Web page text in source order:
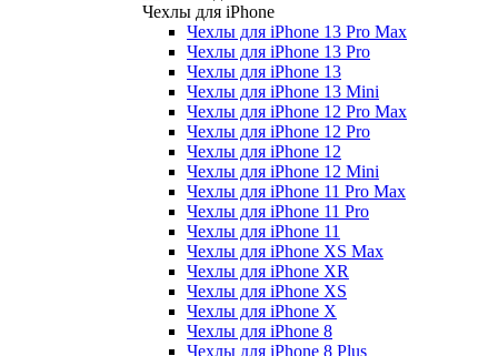
Чехлы для iPhone
Чехлы для iPhone 13 Pro Max
Чехлы для iPhone 13 Pro
Чехлы для iPhone 13
Чехлы для iPhone 13 Mini
Чехлы для iPhone 12 Pro Max
Чехлы для iPhone 12 Pro
Чехлы для iPhone 12
Чехлы для iPhone 12 Mini
Чехлы для iPhone 11 Pro Max
Чехлы для iPhone 11 Pro
Чехлы для iPhone 11
Чехлы для iPhone XS Max
Чехлы для iPhone XR
Чехлы для iPhone XS
Чехлы для iPhone X
Чехлы для iPhone 8
Чехлы для iPhone 8 Plus